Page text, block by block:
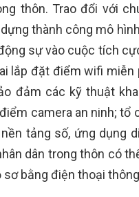
thôn. Trao đổi với
thành công mô
sự vào cuộc tích
lắp đặt điểm wifi
đảm các kỹ thuật
camera an ninh;
tảng số, ứng dụng
dân trong thôn có
sơ bằng điện thoại